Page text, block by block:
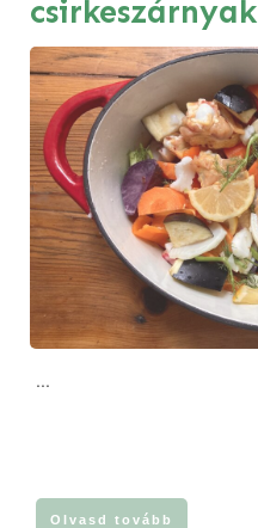
csirkeszárnyak
...
Olvasd tovább